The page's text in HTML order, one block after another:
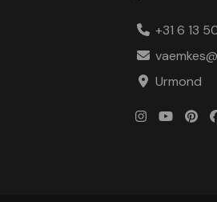
+31 6 13
Urmond